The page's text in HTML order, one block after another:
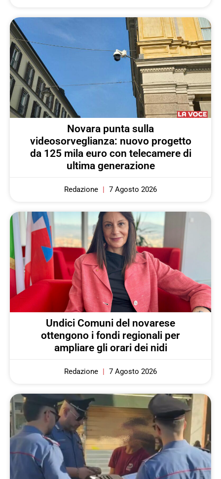
Novara punta sulla
videosorveglianza: nuovo progetto
da 125 mila euro con telecamere di
ultima generazione
Redazione 7 Agosto 2026
Undici Comuni del novarese
ottengono i fondi regionali per
ampliare gli orari dei nidi
Redazione 7 Agosto 2026